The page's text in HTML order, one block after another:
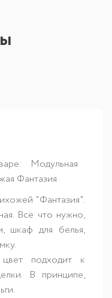
Модульная
Фантазия
"Фантазия".
Всё что нужно,
шкаф для белья,
подходит к
В принципе,